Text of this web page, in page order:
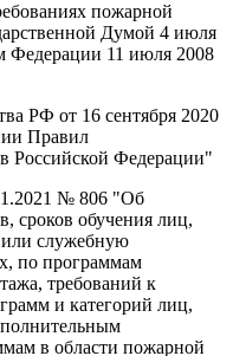
пожарной
Думой 4 июля
Федерации 11 июля 2008
РФ от 16 сентября 2020
Правил
Российской Федерации"
№ 806 "Об
сроков обучения лиц,
служебную
по программам
требований к
и категорий лиц,
в области пожарной